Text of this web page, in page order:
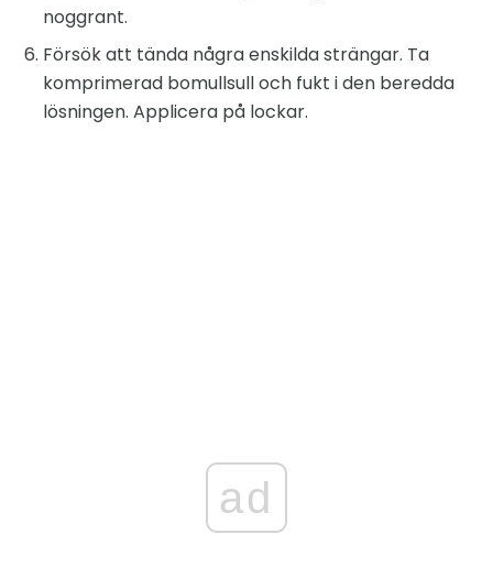
noggrant.
Försök att tända några enskilda strängar. Ta
komprimerad bomullsull och fukt i den beredda
lösningen. Applicera på lockar.
ad